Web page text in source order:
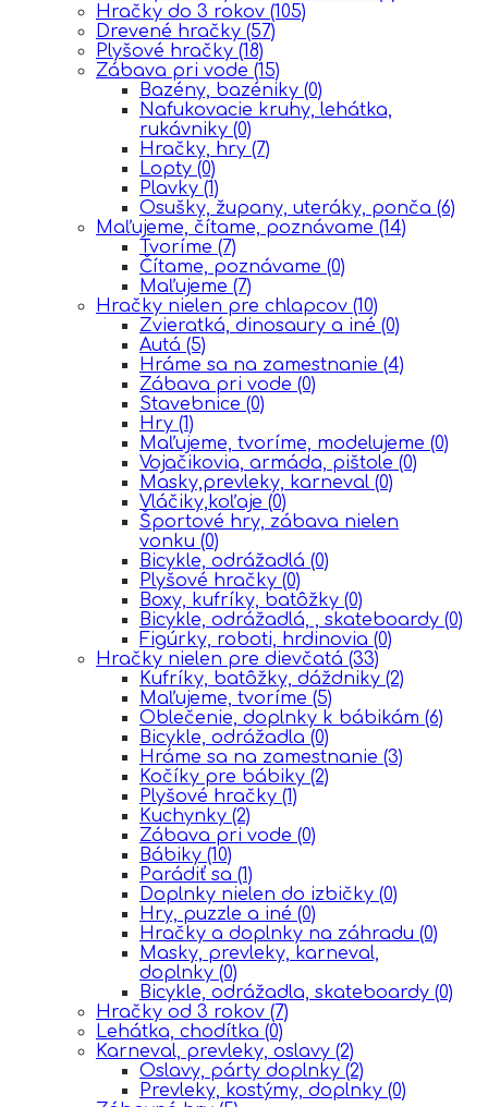
Hračky do 3 rokov (105)
Drevené hračky (57)
Plyšové hračky (18)
Zábava pri vode (15)
Bazény, bazéniky (0)
Nafukovacie kruhy, lehátka,
rukávniky (0)
Hračky, hry (7)
Lopty (0)
Plavky (1)
Osušky, župany, uteráky, ponča (6)
Maľujeme, čítame, poznávame (14)
Tvoríme (7)
Čítame, poznávame (0)
Maľujeme (7)
Hračky nielen pre chlapcov (10)
Zvieratká, dinosaury a iné (0)
Autá (5)
Hráme sa na zamestnanie (4)
Zábava pri vode (0)
Stavebnice (0)
Hry (1)
Maľujeme, tvoríme, modelujeme (0)
Vojačikovia, armáda, pištole (0)
Masky,prevleky, karneval (0)
Vláčiky,koľaje (0)
Športové hry, zábava nielen
vonku (0)
Bicykle, odrážadlá (0)
Plyšové hračky (0)
Boxy, kufríky, batôžky (0)
Bicykle, odrážadlá, , skateboardy (0)
Figúrky, roboti, hrdinovia (0)
Hračky nielen pre dievčatá (33)
Kufríky, batôžky, dáždniky (2)
Maľujeme, tvoríme (5)
Oblečenie, doplnky k bábikám (6)
Bicykle, odrážadla (0)
Hráme sa na zamestnanie (3)
Kočíky pre bábiky (2)
Plyšové hračky (1)
Kuchynky (2)
Zábava pri vode (0)
Bábiky (10)
Parádiť sa (1)
Doplnky nielen do izbičky (0)
Hry, puzzle a iné (0)
Hračky a doplnky na záhradu (0)
Masky, prevleky, karneval,
doplnky (0)
Bicykle, odrážadla, skateboardy (0)
Hračky od 3 rokov (7)
Lehátka, chodítka (0)
Karneval, prevleky, oslavy (2)
Oslavy, párty doplnky (2)
Prevleky, kostýmy, doplnky (0)